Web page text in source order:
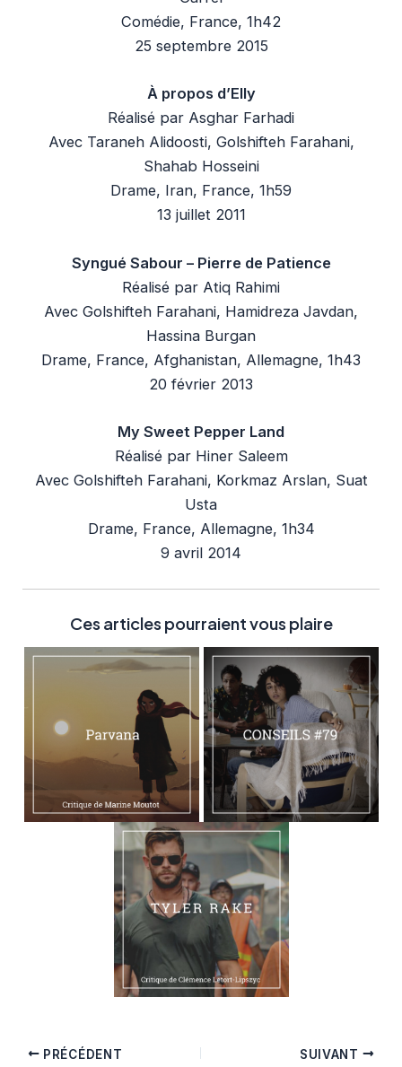
Comédie, France, 1h42
25 septembre 2015
À propos d’Elly
Réalisé par Asghar Farhadi
Avec Taraneh Alidoosti, Golshifteh Farahani,
Shahab Hosseini
Drame, Iran, France, 1h59
13 juillet 2011
Syngué Sabour – Pierre de Patience
Réalisé par Atiq Rahimi
Avec Golshifteh Farahani, Hamidreza Javdan,
Hassina Burgan
Drame, France, Afghanistan, Allemagne, 1h43
20 février 2013
My Sweet Pepper Land
Réalisé par Hiner Saleem
Avec Golshifteh Farahani, Korkmaz Arslan, Suat
Usta
Drame, France, Allemagne, 1h34
9 avril 2014
Ces articles pourraient vous plaire
PRÉCÉDENT SUIVANT